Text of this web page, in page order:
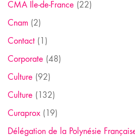
CMA Ile-de-France (22)
Cnam (2)
Contact (1)
Corporate (48)
Culture (92)
Culture (132)
Curaprox (19)
Délégation de la Polynésie